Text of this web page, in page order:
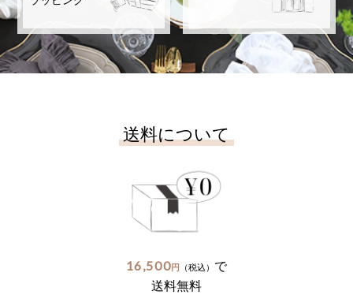
送料について
16,500円 （税込） で
送料無料